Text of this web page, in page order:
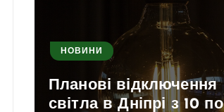
НОВИНИ
Планові відключення
світла в Дніпрі з 10 по